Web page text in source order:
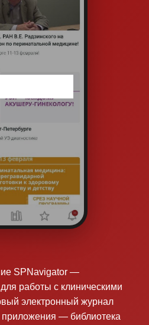
срок хранения заказа в
— 30 дней.
книгу, если срок хранения
повторно.
менеджер — свяжитесь с
не через сайт?
на наших
там действуют специальные
за анонсами на сайте.
ы StatusPr
наOZON
SPNavigator —
работы с клиническими
электронный журнал
— библиотека